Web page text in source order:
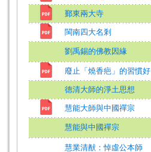
鄞東兩大寺
閩南四大名剎
劉禹錫的佛教因緣
廢止「燒香疤」的習慣好
德清大師的淨土思想
慧能大師與中國禪宗
慧能與中國禪宗
慧業清猷：悼虛公本師